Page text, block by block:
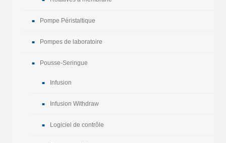
Pompe Péristaltique
Pompes de laboratoire
Pousse-Seringue
Infusion
Infusion Withdraw
Logiciel de contrôle